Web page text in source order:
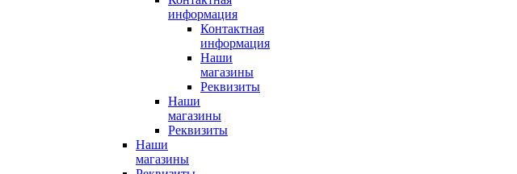
информация
Контактная
информация
Наши
магазины
Реквизиты
Наши
магазины
Реквизиты
Наши
магазины